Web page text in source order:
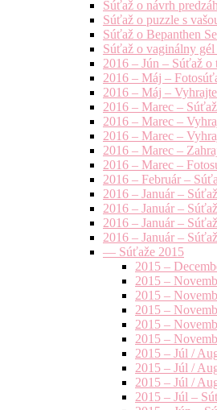
Súťaž o návrh
Súťaž o puzzle s
Súťaž o Bepanthen
Súťaž o vaginálny
2016 – Jún – Súťaž o
2016 – Máj –
2016 – Máj –
2016 – Marec –
2016 – Marec –
2016 – Marec –
2016 – Marec –
2016 – Marec –
2016 – Február –
2016 – Január –
2016 – Január –
2016 – Január –
2016 – Január –
— Súťaže 2015
2015 –
2015 –
2015 –
2015 –
2015 –
2015 –
2015 – Júl /
2015 – Júl /
2015 – Júl /
2015 – Júl –